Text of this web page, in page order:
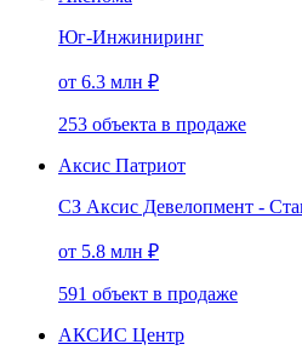
Юг-Инжиниринг
от 6.3 млн ₽
253 объекта в продаже
Аксис Патриот
СЗ Аксис Девелопмент -
от 5.8 млн ₽
591 объект в продаже
АКСИС Центр